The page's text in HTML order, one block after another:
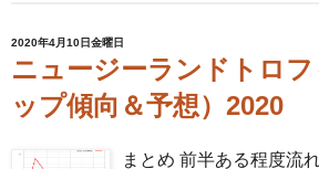
2020年4月10日金曜日
ニュージーランドトロフ
ップ傾向＆予想）2020
まとめ 前半ある程度流